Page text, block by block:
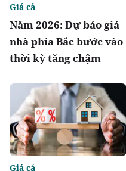
Năm 2026: Dự báo giá
nhà phía Bắc bước vào
thời kỳ tăng chậm
Giá cả
Giá cả